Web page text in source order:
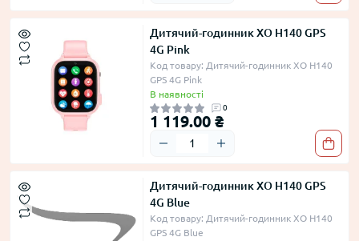
Дитячий-годинник XO H140 GPS
4G Pink
Код товару: Дитячий-годинник XO H140
GPS 4G Pink
В наявності
0
1 119.00 ₴
Дитячий-годинник XO H140 GPS
4G Blue
Код товару: Дитячий-годинник XO H140
GPS 4G Blue